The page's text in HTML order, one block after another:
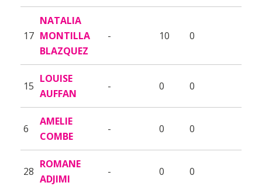
17
NATALIA
MONTILLA
BLAZQUEZ
- 10 0
15
LOUISE
AUFFAN
- 0 0
6
AMELIE
COMBE
- 0 0
28
ROMANE
ADJIMI
- 0 0